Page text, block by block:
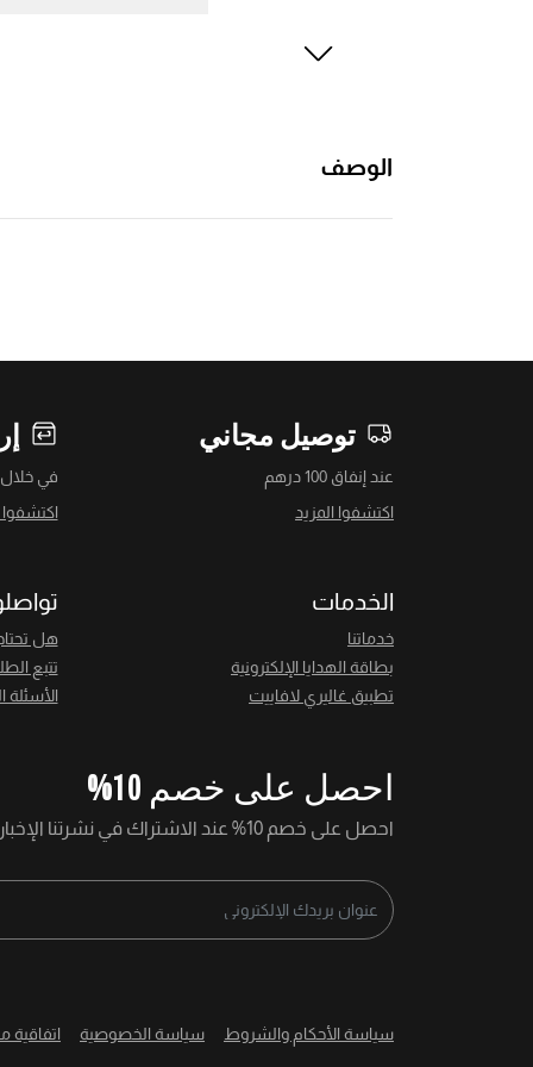
الوصف
توصيل مجاني
عند إنفاق 100 درهم
اكتشفوا المزيد
في خلال 14
اكتشفوا
الخدمات
خدماتنا
بطاقة الهدايا الإلكترونية
تطبيق غاليري لافاييت
هل
تتبع
الأسئلة
احصل على خصم 10%
احصل على خصم 10% عند الاشتراك في نشرتنا الإخبارية
سياسة الأحكام والشروط سياسة الخصوصية اتفاقية